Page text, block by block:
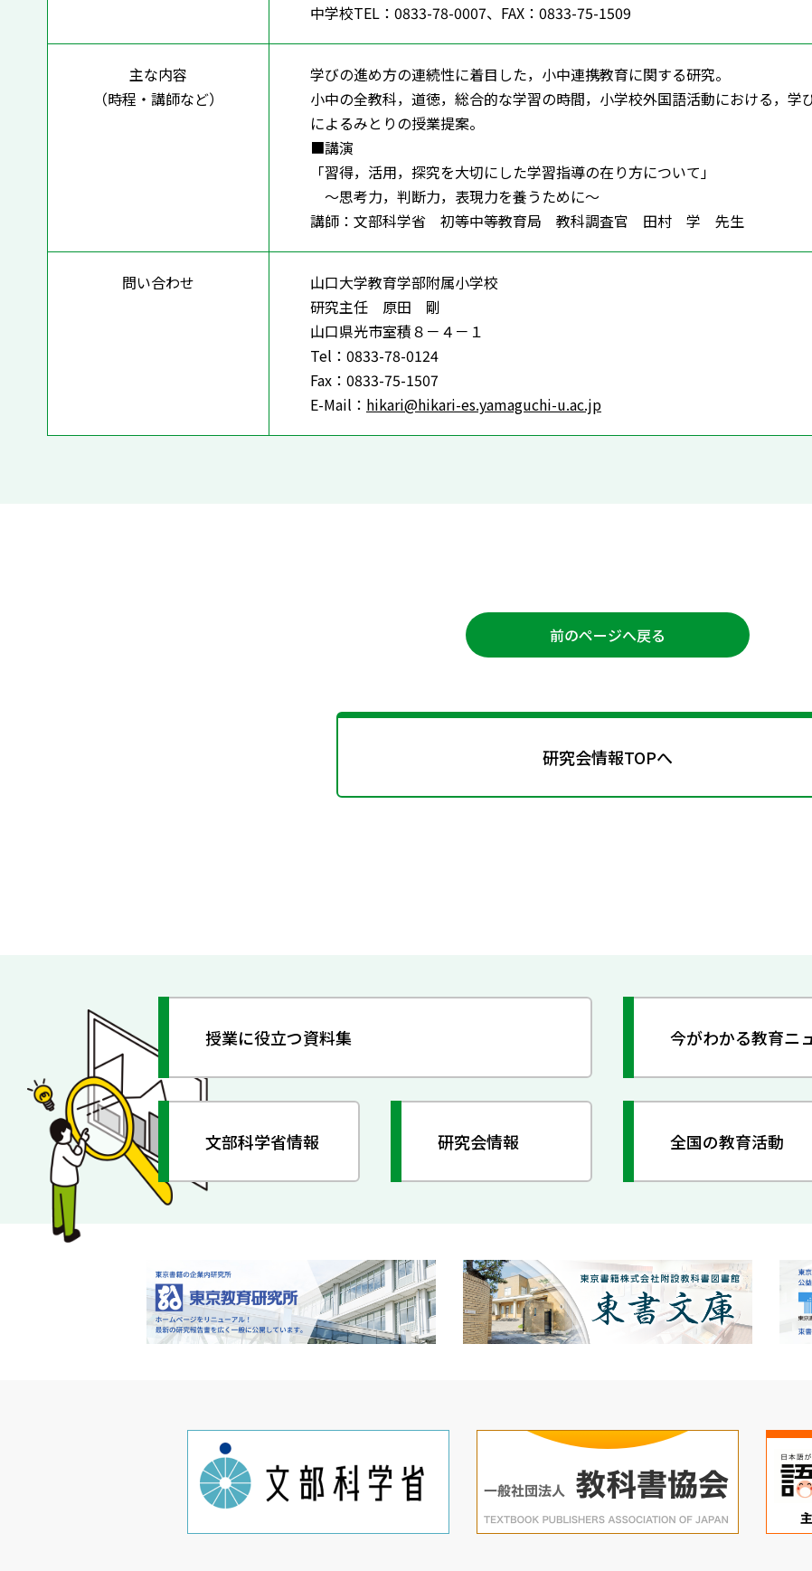
中学校TEL：0833-78-0007、FAX：0833-75-1509
主な内容
（時程・講師など）
学びの進め方の連続性に着目した，小中連携教育に関する研究。
小中の全教科，道徳，総合的な学習の時間，小学校外国語活動における，
によるみとりの授業提案。
■講演
「習得，活用，探究を大切にした学習指導の在り方について」
～思考力，判断力，表現力を養うために～
講師：文部科学省 初等中等教育局 教科調査官 田村 学 先生
問い合わせ
山口大学教育学部附属小学校
研究主任 原田 剛
山口県光市室積８－４－１
Tel：0833-78-0124
Fax：0833-75-1507
E-Mail： hikari@hikari-es.yamaguchi-u.ac.jp
前のページへ戻る
研究会情報TOPへ
授業に役立つ資料集 今がわかる教育ニ
文部科学省情報 研究会情報 全国の教育活動